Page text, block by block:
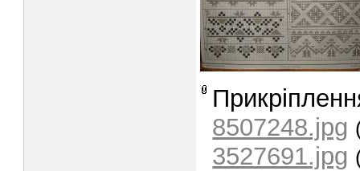
8507248.jpg
3527691.jpg